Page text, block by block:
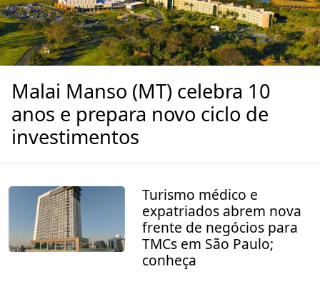
Malai Manso (MT) celebra 10
anos e prepara novo ciclo de
investimentos
Turismo médico e
expatriados abrem nova
frente de negócios para
TMCs em São Paulo;
conheça